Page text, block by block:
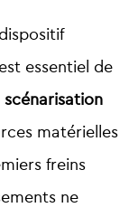
essentiel de
scénarisation
matérielles
freins
ne